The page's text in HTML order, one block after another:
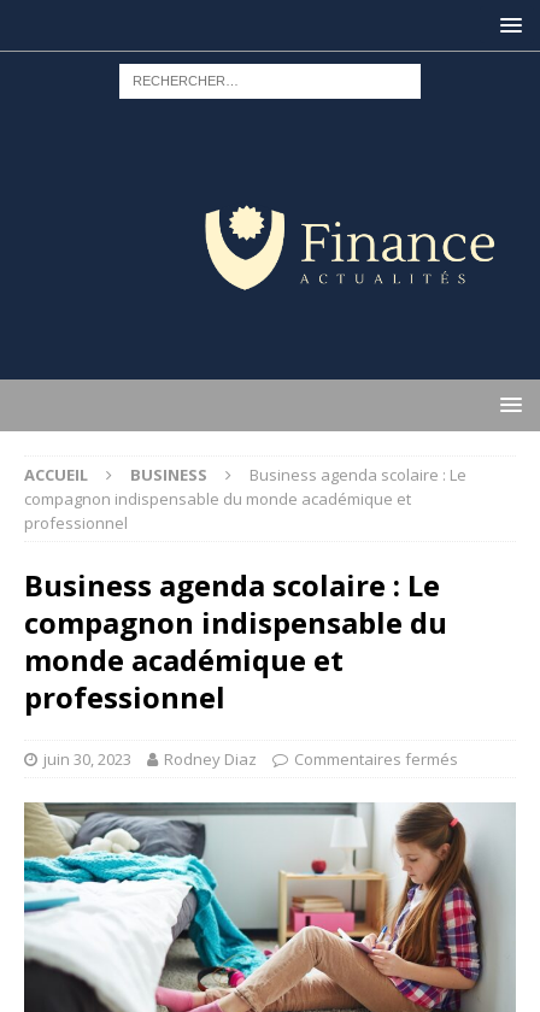
ACCUEIL BUSINESS
Business agenda scolaire : Le
compagnon indispensable du monde académique et
professionnel
Business agenda scolaire : Le
compagnon indispensable du
monde académique et
professionnel
juin 30, 2023 Rodney Diaz Commentaires fermés